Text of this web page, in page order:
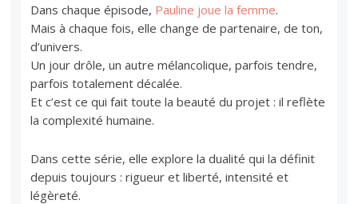
Dans chaque épisode, Pauline joue la femme.
Mais à chaque fois, elle change de partenaire, de ton,
d’univers.
Un jour drôle, un autre mélancolique, parfois tendre,
parfois totalement décalée.
Et c’est ce qui fait toute la beauté du projet : il reflète
la complexité humaine.
Dans cette série, elle explore la dualité qui la définit
depuis toujours : rigueur et liberté, intensité et
légèreté.